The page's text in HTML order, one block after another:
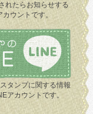
れたらお知らせする
ウントです。
タンプに関する情報
アカウントです。